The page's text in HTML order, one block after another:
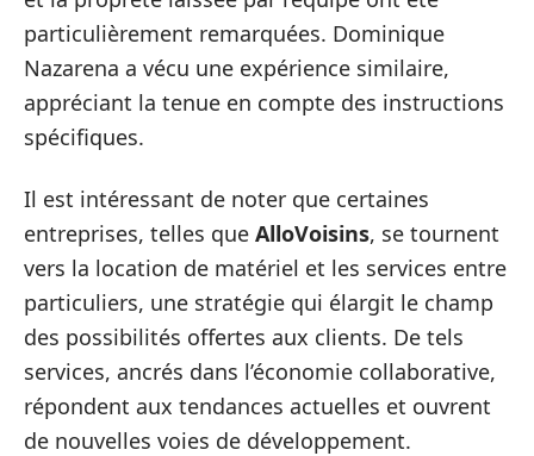
particulièrement remarquées. Dominique
Nazarena a vécu une expérience similaire,
appréciant la tenue en compte des instructions
spécifiques.
Il est intéressant de noter que certaines
entreprises, telles que AlloVoisins, se tournent
vers la location de matériel et les services entre
particuliers, une stratégie qui élargit le champ
des possibilités offertes aux clients. De tels
services, ancrés dans l’économie collaborative,
répondent aux tendances actuelles et ouvrent
de nouvelles voies de développement.